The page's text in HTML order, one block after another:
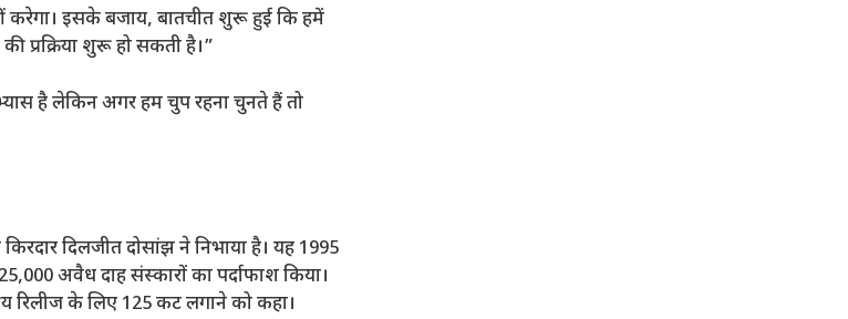
करेगा। इसके बजाय, बातचीत शुरू हुई कि हमें
प्रक्रिया शुरू हो सकती है।”
है लेकिन अगर हम चुप रहना चुनते हैं तो
दिलजीत दोसांझ ने निभाया है। यह 1995
अवैध दाह संस्कारों का पर्दाफाश किया।
रिलीज के लिए 125 कट लगाने को कहा।